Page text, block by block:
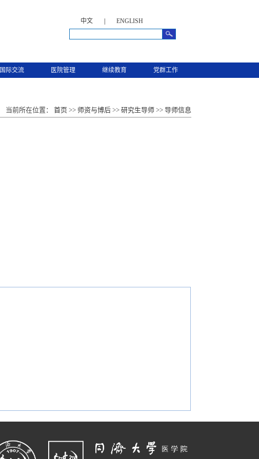
中文 ENGLISH
国际交流 医院管理 继续教育 党群工作
当前所在位置： 首页 >> 师资与博后 >> 研究生导师 >> 导师信息